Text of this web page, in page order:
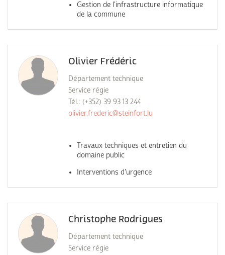
Gestion de l'infrastructure informatique
de la commune
Olivier Frédéric
Département technique
Service régie
Tél.: (+352) 39 93 13 244
olivier.frederic@steinfort.lu
Travaux techniques et entretien du
domaine public
Interventions d'urgence
Christophe Rodrigues
Département technique
Service régie